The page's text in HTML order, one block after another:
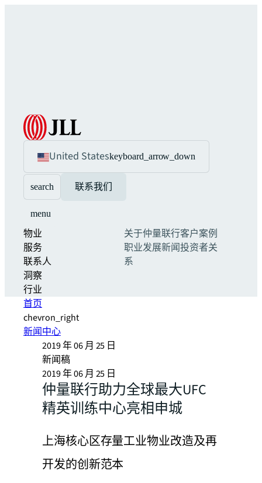
United Stateskeyboard_arrow_down
search 联系我们
menu
物业
服务
联系人
洞察
行业
关于仲量联行客户案例
职业发展新闻投资者关
系
首页
chevron_right
新闻中心
2019 年 06 月 25 日
新闻稿
2019 年 06 月 25 日
仲量联行助力全球最大UFC
精英训练中心亮相申城
上海核心区存量工业物业改造及再
开发的创新范本